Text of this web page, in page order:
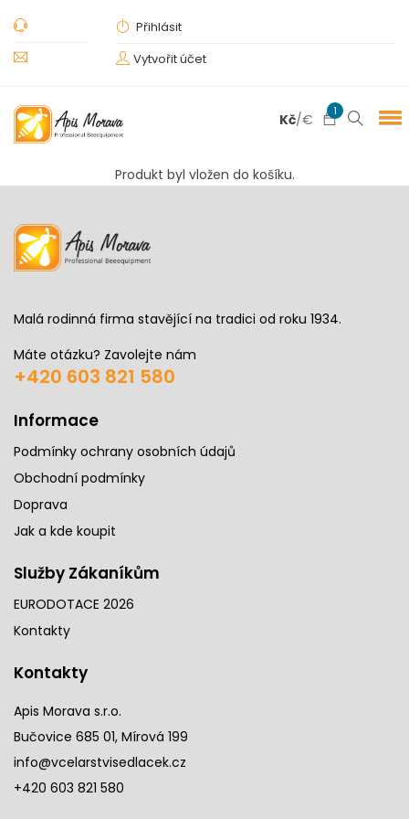
Přihlásit
Vytvořit účet
Kč/€ 1
Produkt byl vložen do košíku.
Malá rodinná firma stavějící na tradici od roku 1934.
Máte otázku? Zavolejte nám
+420 603 821 580
Informace
Podmínky ochrany osobních údajů
Obchodní podmínky
Doprava
Jak a kde koupit
Služby Zákaníkům
EURODOTACE 2026
Kontakty
Kontakty
Apis Morava s.r.o.
Bučovice 685 01, Mírová 199
info@vcelarstvisedlacek.cz
+420 603 821 580